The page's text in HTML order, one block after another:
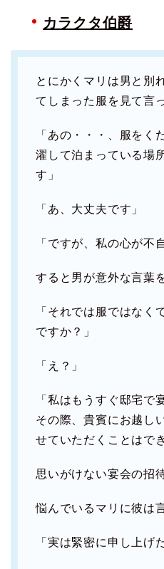
カラクタ伯爵
とにかくマリは男と別
てしまった服を見て言
「あの・・・、服をく
濯して泊まっている場
す」
「あ、大丈夫です」
「ですが、私の心が不
すると男が意外な言葉
「それでは服ではなく
ですか？」
「え？」
「私はもうすぐ邸宅で
その際、貴賓にお越し
せていただくことはで
思いがけない宴会の招待
悩んでいるマリに彼は
「実は緊密に申し上げ